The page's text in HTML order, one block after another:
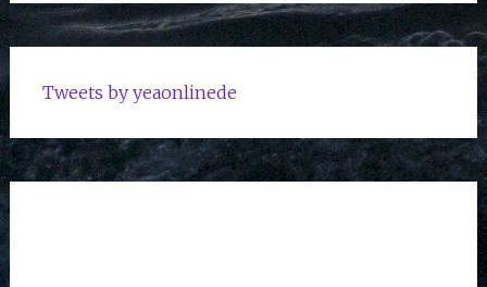
Tweets by yeaonlinede